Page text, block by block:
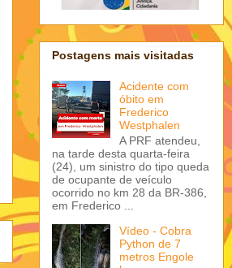
Postagens mais visitadas
Acidente com
óbito em
Frederico
Westphalen
A PRF atendeu,
na tarde desta quarta-feira
(24), um sinistro do tipo queda
de ocupante de veículo
ocorrido no km 28 da BR-386,
em Frederico ...
Vídeo - Cobra
Python de 7
metros Engole